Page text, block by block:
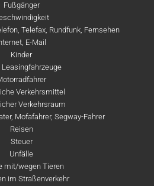
Fußgänger
Telefax, Rundfunk, Fernsehen
E-Mail
Kinder
Leasingfahrzeuge
Verkehrsmittel
Verkehrsraum
Mofafahrer, Segway-Fahrer
Reisen
Steuer
Unfälle
mit/wegen Tieren
im Straßenverkehr